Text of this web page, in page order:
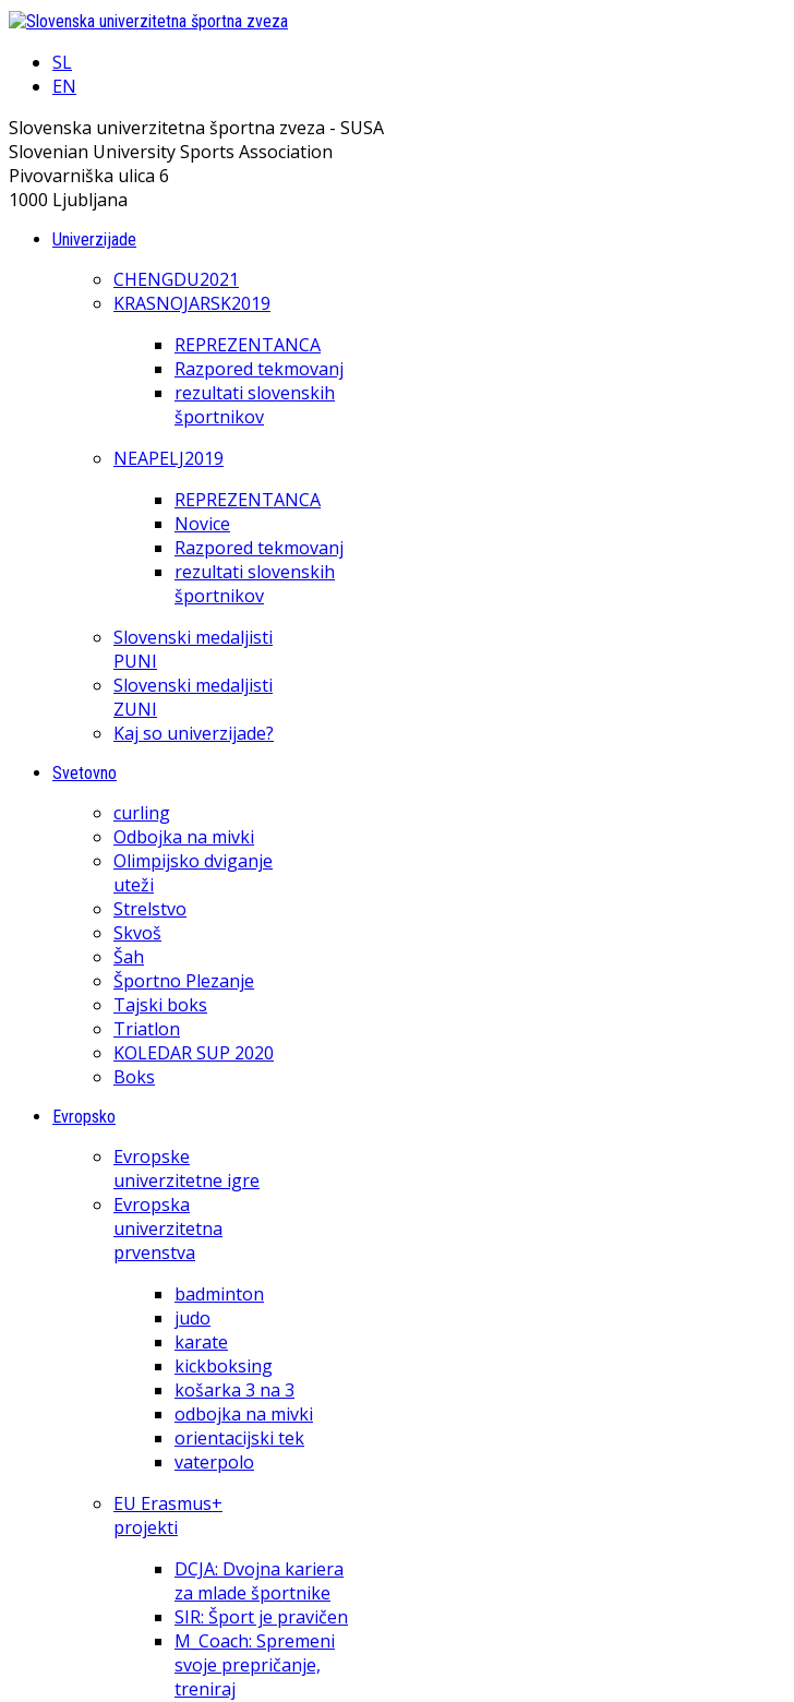
SL
EN
Slovenska univerzitetna športna zveza - SUSA
Slovenian University Sports Association
Pivovarniška ulica 6
1000 Ljubljana
Univerzijade
CHENGDU2021
KRASNOJARSK2019
REPREZENTANCA
Razpored tekmovanj
rezultati slovenskih
športnikov
NEAPELJ2019
REPREZENTANCA
Novice
Razpored tekmovanj
rezultati slovenskih
športnikov
Slovenski medaljisti
PUNI
Slovenski medaljisti
ZUNI
Kaj so univerzijade?
Svetovno
curling
Odbojka na mivki
Olimpijsko dviganje
uteži
Strelstvo
Skvoš
Šah
Športno Plezanje
Tajski boks
Triatlon
KOLEDAR SUP 2020
Boks
Evropsko
Evropske
univerzitetne igre
Evropska
univerzitetna
prvenstva
badminton
judo
karate
kickboksing
košarka 3 na 3
odbojka na mivki
orientacijski tek
vaterpolo
EU Erasmus+
projekti
DCJA: Dvojna kariera
za mlade športnike
SIR: Šport je pravičen
M_Coach: Spremeni
svoje prepričanje,
treniraj